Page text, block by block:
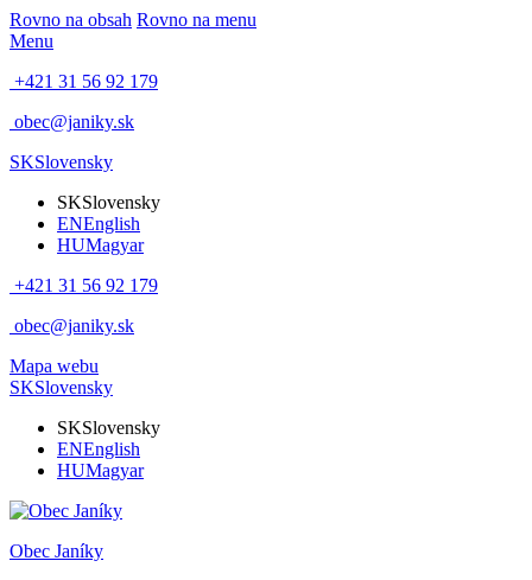
Rovno na obsah Rovno na menu
Menu
+421 31 56 92 179
obec@janiky.sk
SKSlovensky
SKSlovensky
ENEnglish
HUMagyar
+421 31 56 92 179
obec@janiky.sk
Mapa webu
SKSlovensky
SKSlovensky
ENEnglish
HUMagyar
Obec Janíky